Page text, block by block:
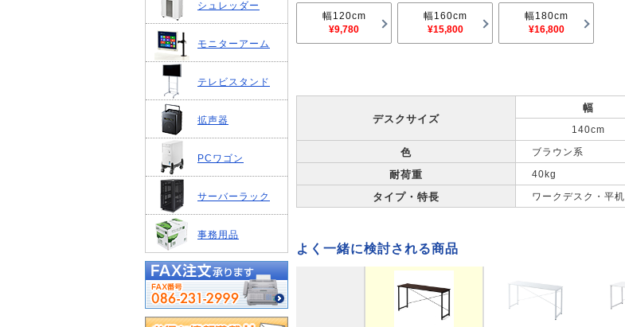
シュレッダー
モニターアーム
テレビスタンド
拡声器
PCワゴン
サーバーラック
事務用品
幅120cm
¥9,780
幅160cm
¥15,800
幅180cm
¥16,800
デスクサイズ
幅
140cm
色 ブラウン系
耐荷重 40kg
タイプ・特長 ワークデスク・平机
よく一緒に検討される商品